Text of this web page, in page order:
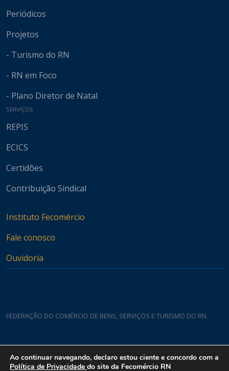
Periódicos
Projetos
- Turismo do RN
- RN em Foco
- Plano Diretor de Natal
SERVIÇOS
REPIS
ECICS
Certidões
Contribuição Sindical
Instituto Fecomércio
Fale conosco
Ouvidoria
FEDERAÇÃO DO COMÉRCIO DE BENS, SERVIÇOS E TURISMO DO RN
Rua Padre João Damasceno, 1935 - Lagoa Nova CEP 59075-760
Ao continuar navegando, declaro estou ciente e concordo com a
Política de Privacidade do site da Fecomércio RN